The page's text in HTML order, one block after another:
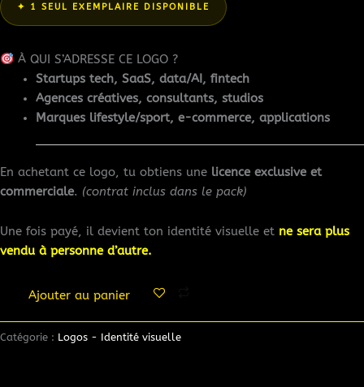
✦ 1 SEUL EXEMPLAIRE DISPONIBLE
À QUI S’ADRESSE CE LOGO ?
Startups tech, SaaS, data/AI, fintech
Agences créatives, consultants, studios
Marques lifestyle/sport, e-commerce, applications
En achetant ce logo, tu obtiens une licence exclusive et
commerciale. (contrat inclus dans le pack)
Une fois payé, il devient ton identité visuelle et ne sera plus
vendu à personne d’autre.
Ajouter au panier
Catégorie : Logos - Identité visuelle